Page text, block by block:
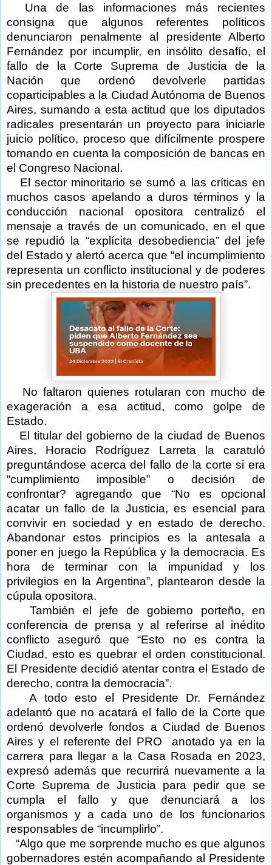
Una de las informaciones más recientes
consigna que algunos referentes políticos
denunciaron penalmente al presidente Alberto
Fernández por incumplir, en insólito desafío, el
fallo de la Corte Suprema de Justicia de la
Nación que ordenó devolverle partidas
coparticipables a la Ciudad Autónoma de Buenos
Aires, sumando a esta actitud que los diputados
radicales presentarán un proyecto para iniciarle
juicio político, proceso que difícilmente prospere
tomando en cuenta la composición de bancas en
el Congreso Nacional.
El sector minoritario se sumó a las críticas en
muchos casos apelando a duros términos y la
conducción nacional opositora centralizó el
mensaje a través de un comunicado, en el que
se repudió la “explícita desobediencia” del jefe
del Estado y alertó acerca que “el incumplimiento
representa un conflicto institucional y de poderes
sin precedentes en la historia de nuestro país”.
No faltaron quienes rotularan con mucho de
exageración a esa actitud, como golpe de
Estado.
El titular del gobierno de la ciudad de Buenos
Aires, Horacio Rodríguez Larreta la caratuló
preguntándose acerca del fallo de la corte si era
“cumplimiento imposible” o decisión de
confrontar? agregando que “No es opcional
acatar un fallo de la Justicia, es esencial para
convivir en sociedad y en estado de derecho.
Abandonar estos principios es la antesala a
poner en juego la República y la democracia. Es
hora de terminar con la impunidad y los
privilegios en la Argentina”, plantearon desde la
cúpula opositora.
También el jefe de gobierno porteño, en
conferencia de prensa y al referirse al inédito
conflicto aseguró que “Esto no es contra la
Ciudad, esto es quebrar el orden constitucional.
El Presidente decidió atentar contra el Estado de
derecho, contra la democracia”.
A todo esto el Presidente Dr. Fernández
adelantó que no acatará el fallo de la Corte que
ordenó devolverle fondos a Ciudad de Buenos
Aires y el referente del PRO
anotado ya en la
carrera para llegar a la Casa Rosada en 2023,
expresó además que recurrirá nuevamente a la
Corte Suprema de Justicia para pedir que se
cumpla el fallo y que denunciará a los
organismos y a cada uno de los funcionarios
responsables de “incumplirlo”.
“Algo que me sorprende mucho es que algunos
gobernadores estén acompañando al Presidente